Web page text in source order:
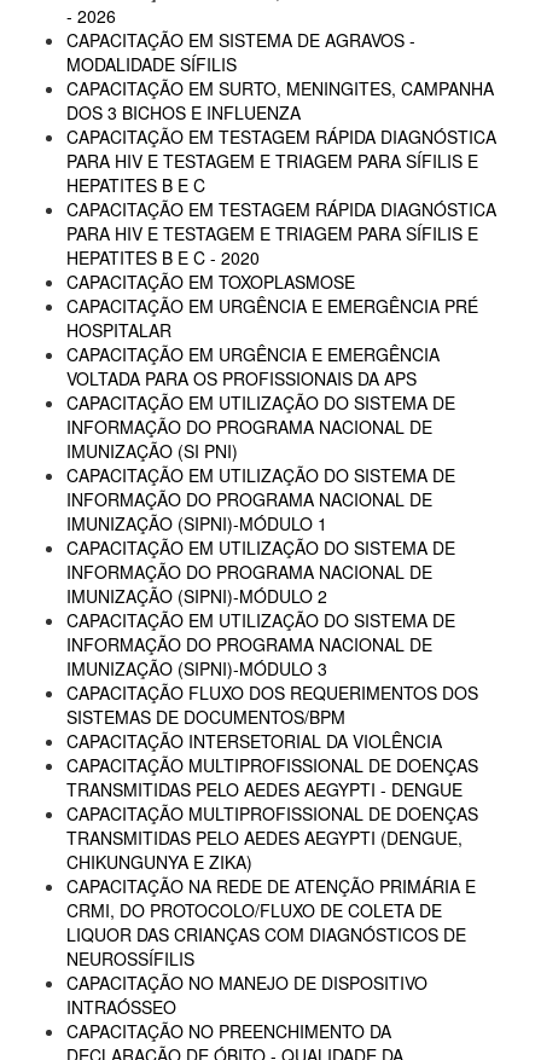
- 2026
CAPACITAÇÃO EM SISTEMA DE AGRAVOS -
MODALIDADE SÍFILIS
CAPACITAÇÃO EM SURTO, MENINGITES, CAMPANHA
DOS 3 BICHOS E INFLUENZA
CAPACITAÇÃO EM TESTAGEM RÁPIDA DIAGNÓSTICA
PARA HIV E TESTAGEM E TRIAGEM PARA SÍFILIS E
HEPATITES B E C
CAPACITAÇÃO EM TESTAGEM RÁPIDA DIAGNÓSTICA
PARA HIV E TESTAGEM E TRIAGEM PARA SÍFILIS E
HEPATITES B E C - 2020
CAPACITAÇÃO EM TOXOPLASMOSE
CAPACITAÇÃO EM URGÊNCIA E EMERGÊNCIA PRÉ
HOSPITALAR
CAPACITAÇÃO EM URGÊNCIA E EMERGÊNCIA
VOLTADA PARA OS PROFISSIONAIS DA APS
CAPACITAÇÃO EM UTILIZAÇÃO DO SISTEMA DE
INFORMAÇÃO DO PROGRAMA NACIONAL DE
IMUNIZAÇÃO (SI PNI)
CAPACITAÇÃO EM UTILIZAÇÃO DO SISTEMA DE
INFORMAÇÃO DO PROGRAMA NACIONAL DE
IMUNIZAÇÃO (SIPNI)-MÓDULO 1
CAPACITAÇÃO EM UTILIZAÇÃO DO SISTEMA DE
INFORMAÇÃO DO PROGRAMA NACIONAL DE
IMUNIZAÇÃO (SIPNI)-MÓDULO 2
CAPACITAÇÃO EM UTILIZAÇÃO DO SISTEMA DE
INFORMAÇÃO DO PROGRAMA NACIONAL DE
IMUNIZAÇÃO (SIPNI)-MÓDULO 3
CAPACITAÇÃO FLUXO DOS REQUERIMENTOS DOS
SISTEMAS DE DOCUMENTOS/BPM
CAPACITAÇÃO INTERSETORIAL DA VIOLÊNCIA
CAPACITAÇÃO MULTIPROFISSIONAL DE DOENÇAS
TRANSMITIDAS PELO AEDES AEGYPTI - DENGUE
CAPACITAÇÃO MULTIPROFISSIONAL DE DOENÇAS
TRANSMITIDAS PELO AEDES AEGYPTI (DENGUE,
CHIKUNGUNYA E ZIKA)
CAPACITAÇÃO NA REDE DE ATENÇÃO PRIMÁRIA E
CRMI, DO PROTOCOLO/FLUXO DE COLETA DE
LIQUOR DAS CRIANÇAS COM DIAGNÓSTICOS DE
NEUROSSÍFILIS
CAPACITAÇÃO NO MANEJO DE DISPOSITIVO
INTRAÓSSEO
CAPACITAÇÃO NO PREENCHIMENTO DA
DECLARAÇÃO DE ÓBITO - QUALIDADE DA